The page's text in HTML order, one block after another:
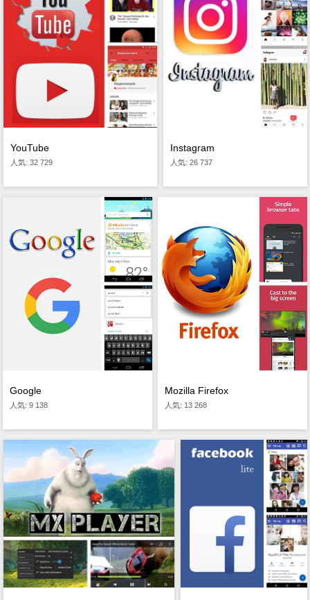
YouTube
人気: 32 729
Instagram
人気: 26 737
Google
人気: 9 138
Mozilla Firefox
人気: 13 268